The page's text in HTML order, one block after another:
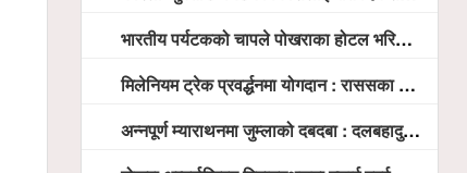
भारतीय पर्यटकको चापले पोखराका होटल भरिभराउ
मिलेनियम ट्रेक प्रवर्द्धनमा योगदान : राससका वासुदेव पौडेललाई ‘मिलेनियम ट्रेक अवार्ड’ प्रदान गरिने
अन्नपूर्ण म्याराथनमा जुम्लाको दबदबा : दलबहादुर र मञ्जु च्याम्पियन, नगदसहित भव्य सम्मान